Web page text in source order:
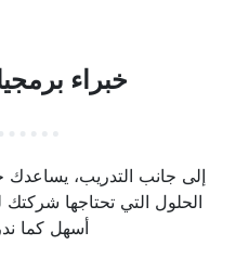
خبراء
إلى جانب التدريب، يساعدك
الحلول التي تحتاجها
أسهل كما